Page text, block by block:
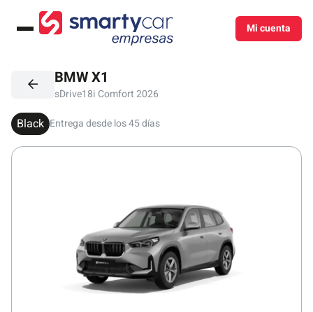
Menú Mi cuenta
BMW X1
sDrive18i Comfort 2026
Black Entrega desde los 45 días